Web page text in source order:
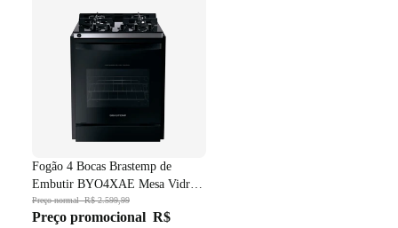
Fundido Dupla Chama Preto
Fogão 4 Bocas Brastemp de
Embutir BYO4XAE Mesa Vidro
Grade em Ferro Fundido Dupla
Chama Preto Bivolt
Preço normalR$ 2.599,99
Preço promocional R$